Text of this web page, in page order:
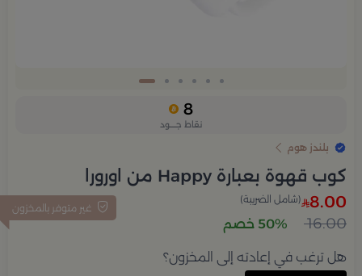
8
نقاط جــــود
بلندز هوم
كوب قهوة بعبارة Happy من اورورا
غير متوفر بالمخزون 8.00 (شامل الضريبة)
16.00 50% خصم
هل ترغب في إعادته إلى المخزون؟